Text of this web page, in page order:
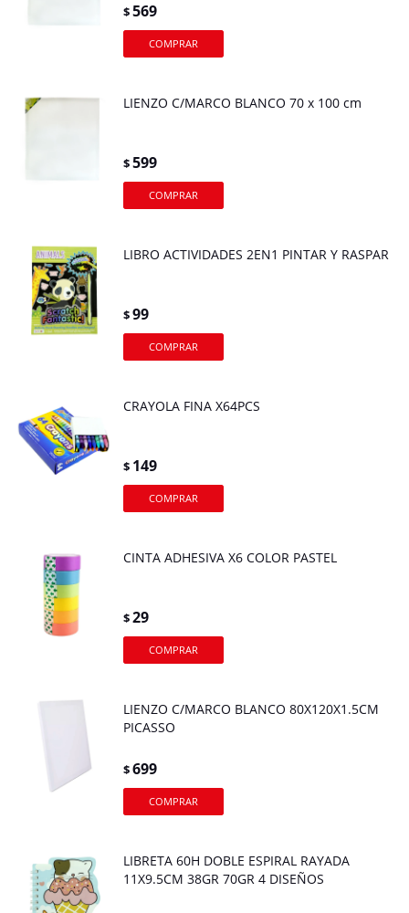
$569
LIENZO C/MARCO BLANCO 70 x 100 cm
$599
LIBRO ACTIVIDADES 2EN1 PINTAR Y RASPAR
$99
CRAYOLA FINA X64PCS
$ 149
CINTA ADHESIVA X6 COLOR PASTEL
$29
LIENZO C/MARCO BLANCO 80X120X1.5CM
PICASSO
$699
LIBRETA 60H DOBLE ESPIRAL RAYADA
11X9.5CM 38GR 70GR 4 DISEÑOS